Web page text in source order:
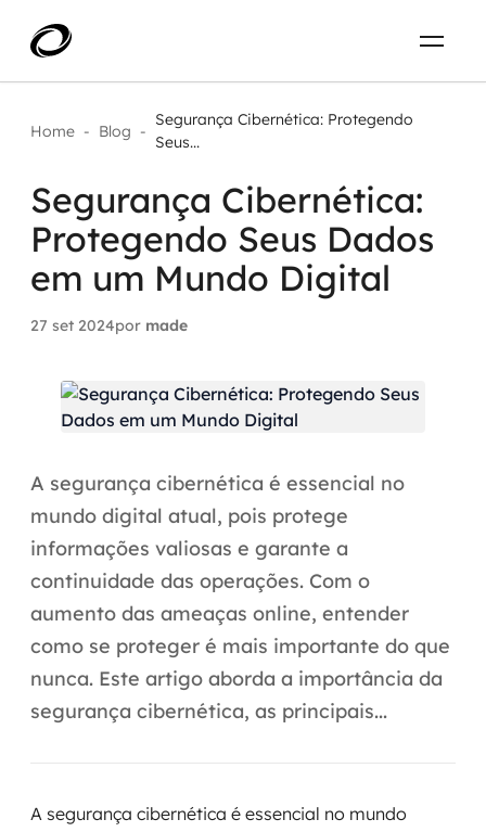
Aplicar IA com impacto real
AI / Machine Learning
IA Generativa
Agentes de IA
Automação inteligente
Integração de IA
RPA e hiperautomação
AI Day
Transformar dados em decisão
Projetos
Carreira
Home - Blog -
Segurança Cibernética: Protegendo
Seus...
Segurança Cibernética:
Protegendo Seus Dados
em um Mundo Digital
27 set 2024por made
A segurança cibernética é essencial no
mundo digital atual, pois protege
informações valiosas e garante a
continuidade das operações. Com o
aumento das ameaças online, entender
como se proteger é mais importante do que
nunca. Este artigo aborda a importância da
segurança cibernética, as principais...
A segurança cibernética é essencial no mundo